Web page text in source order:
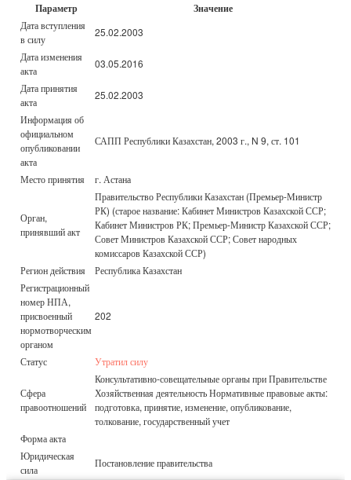
Параметр Значение
Дата вступления
в силу
25.02.2003
Дата изменения
акта
03.05.2016
Дата принятия
акта
25.02.2003
Информация об
официальном
опубликовании
акта
САПП Республики Казахстан, 2003 г., N 9, ст. 101
Место принятия г. Астана
Орган,
принявший акт
Правительство Республики Казахстан (Премьер-Министр
РК) (старое название: Кабинет Министров Казахской ССР;
Кабинет Министров РК; Премьер-Министр Казахской ССР;
Совет Министров Казахской ССР; Совет народных
комиссаров Казахской ССР)
Регион действия
Республика Казахстан
Регистрационный
номер НПА,
присвоенный
нормотворческим
органом
202
Статус Утратил силу
Сфера
правоотношений
Консультативно-совещательные органы при Правительстве
Хозяйственная деятельность Нормативные правовые акты:
подготовка, принятие, изменение, опубликование,
толкование, государственный учет
Форма акта
Юридическая
сила
Постановление правительства